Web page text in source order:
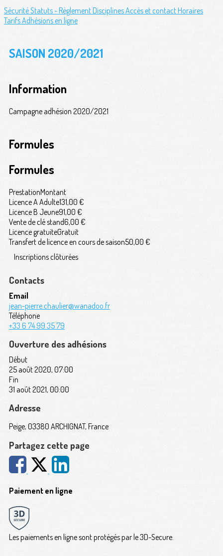
SécuritéStatuts - RéglementDisciplinesAccès et contact Horaires
TarifsAdhésions en ligne
SAISON 2020/2021
Information
Campagne adhésion 2020/2021
Formules
Formules
PrestationMontant
Licence A Adulte131,00 €
Licence B Jeune91,00 €
Vente de clé stand6,00 €
Licence gratuiteGratuit
Transfert de licence en cours de saison50,00 €
Inscriptions clôturées
Contacts
Email
jean-pierre.chaulier@wanadoo.fr
Téléphone
+33 6 74 99 35 79
Ouverture des adhésions
Début
25 août 2020, 07:00
Fin
31 août 2021, 00:00
Adresse
Peige, 03380 ARCHIGNAT, France
Partagez cette page
Paiement en ligne
Les paiements en ligne sont protégés par le 3D-Secure.